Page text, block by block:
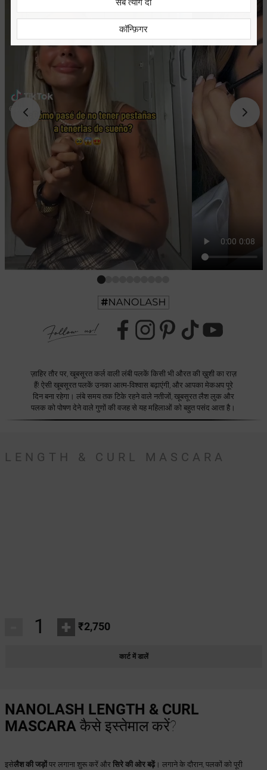
ज़ाहिर तौर पर, खूबसूरत कर्ल वाली लंबी पलकें किसी भी औरत की ख़ुशी का राज़
हैं! ऐसी खूबसूरत पलकें उनका आत्म-विश्वास बढ़ाएंगी, और आपका मेकअप पूरे
दिन बना रहेगा। लंबे समय तक टिके रहने वाले नतीजों, खूबसूरत लैश लुक और
पलक को पोषण देने वाले गुणों की वजह से यह महिलाओं को बहुत पसंद आता है।
LENGTH & CURL MASCARA
+ ₹2,750
कार्ट में डालें
NANOLASH LENGTH & CURL
MASCARA कैसे इस्तेमाल करें?
इसेलैश की जड़ोंपर लगाना शुरू करें और सिरे की ओर बढ़ें। लगाने के दौरान, पलकों को पूरी
कॉन्फ़िगर